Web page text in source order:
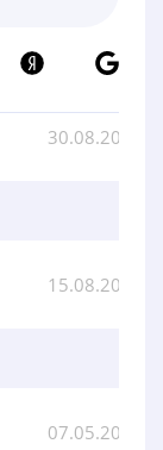
30.08.2024
15.08.2024
07.05.2024